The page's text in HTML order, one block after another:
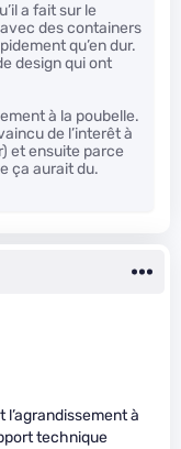
a fait sur le
des containers
qu’en dur.
design qui ont
à la poubelle.
de l’interêt à
et ensuite parce
ça aurait du.
l’agrandissement à
technique